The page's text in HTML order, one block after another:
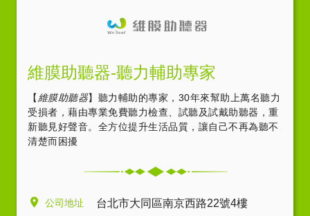
維膜助聽器-聽力輔助專家
【 維膜助聽器】聽力輔助的專家，30年來幫助上萬名聽力
受損者，藉由專業免費聽力檢查、試聽及試戴助聽器，重
新聽見好聲音。全方位提升生活品質，讓自己不再為聽不
清楚而困擾
公司地址 台北市大同區南京西路22號4樓